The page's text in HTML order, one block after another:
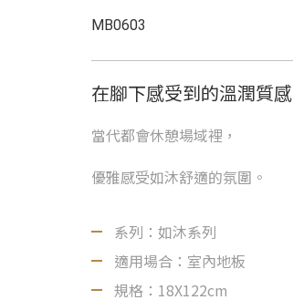
MB0603
在腳下感受到的溫潤質感
當代都會休憩場域裡，
優雅感受如沐舒適的氛圍。
系列：如沐系列
適用場合：室內地板
規格：18X122cm